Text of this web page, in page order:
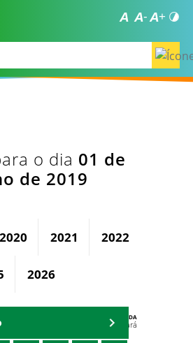
o dia 01 de
de 2019
2020 2021 2022
2026
AGENDA
Polícia Militar do Ceará